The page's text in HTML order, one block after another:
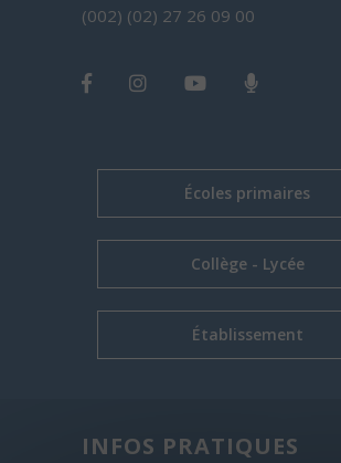
(002) (02) 27 26 09 00
Écoles primaires
Collège - Lycée
Établissement
INFOS PRATIQUES